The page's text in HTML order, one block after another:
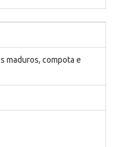
maduros, compota e